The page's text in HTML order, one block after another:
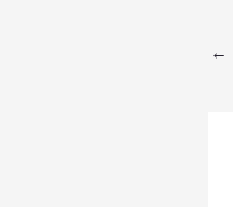
←